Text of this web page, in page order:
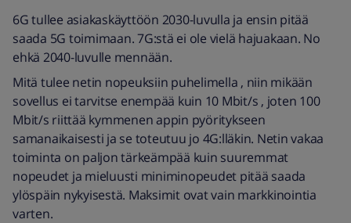
6G tullee asiakaskäyttöön 2030-luvulla ja ensin pitää
saada 5G toimimaan. 7G:stä ei ole vielä hajuakaan. No
ehkä 2040-luvulle mennään.
Mitä tulee netin nopeuksiin puhelimella , niin mikään
sovellus ei tarvitse enempää kuin 10 Mbit/s , joten 100
Mbit/s riittää kymmenen appin pyöritykseen
samanaikaisesti ja se toteutuu jo 4G:lläkin. Netin vakaa
toiminta on paljon tärkeämpää kuin suuremmat
nopeudet ja mieluusti miniminopeudet pitää saada
ylöspäin nykyisestä. Maksimit ovat vain markkinointia
varten.